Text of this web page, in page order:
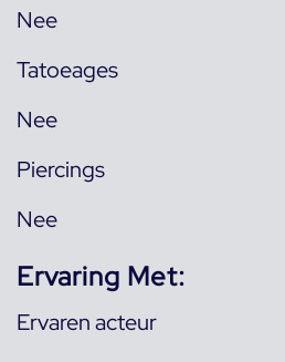
Nee
Tatoeages
Nee
Piercings
Nee
Ervaring Met:
Ervaren acteur